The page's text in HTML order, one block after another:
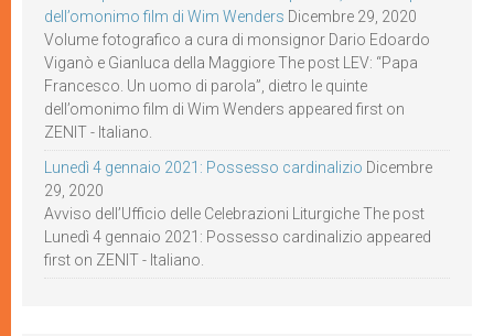
dell’omonimo film di Wim Wenders Dicembre 29, 2020
Volume fotografico a cura di monsignor Dario Edoardo
Viganò e Gianluca della Maggiore The post LEV: “Papa
Francesco. Un uomo di parola”, dietro le quinte
dell’omonimo film di Wim Wenders appeared first on
ZENIT - Italiano.
Lunedì 4 gennaio 2021: Possesso cardinalizio Dicembre
29, 2020
Avviso dell’Ufficio delle Celebrazioni Liturgiche The post
Lunedì 4 gennaio 2021: Possesso cardinalizio appeared
first on ZENIT - Italiano.